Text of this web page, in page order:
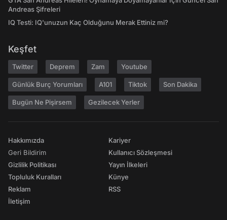
Andreas Şifreleri
IQ Testi: IQ'unuzun Kaç Olduğunu Merak Ettiniz mi?
Keşfet
Twitter Deprem Zam Youtube
Günlük Burç Yorumları A101 Tiktok Son Dakika
Bugün Ne Pişirsem Gezilecek Yerler
Hakkımızda
Geri Bildirim
Gizlilik Politikası
Topluluk Kuralları
Reklam
İletişim
Kariyer
Kullanıcı Sözleşmesi
Yayın İlkeleri
Künye
RSS